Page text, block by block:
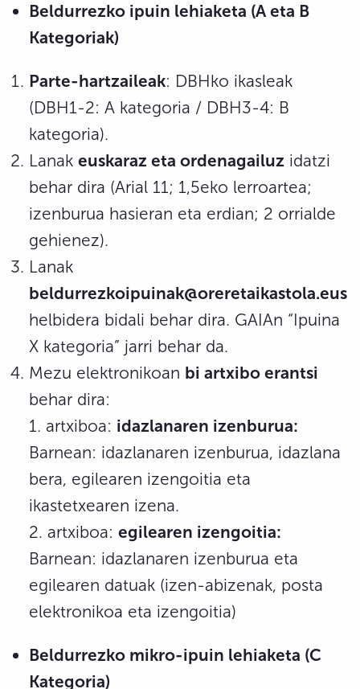
Beldurrezko ipuin lehiaketa (A eta B
Kategoriak)
Parte-hartzaileak: DBHko ikasleak
(DBH1-2: A kategoria / DBH3-4: B
kategoria).
Lanak euskaraz eta ordenagailuz idatzi
behar dira (Arial 11; 1,5eko lerroartea;
izenburua hasieran eta erdian; 2 orrialde
gehienez).
Lanak
beldurrezkoipuinak@oreretaikastola.eus
helbidera bidali behar dira. GAIAn “Ipuina
X kategoria” jarri behar da.
Mezu elektronikoan bi artxibo erantsi
behar dira:
1. artxiboa: idazlanaren izenburua:
Barnean: idazlanaren izenburua, idazlana
bera, egilearen izengoitia eta
ikastetxearen izena.
2. artxiboa: egilearen izengoitia:
Barnean: idazlanaren izenburua eta
egilearen datuak (izen-abizenak, posta
elektronikoa eta izengoitia)
Beldurrezko mikro-ipuin lehiaketa (C
Kategoria)